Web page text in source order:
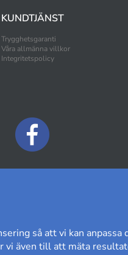
KUNDTJÄNST
Trygghetsgaranti
Våra allmänna villkor
Integritetspolicy
så att vi kan
även till att mäta